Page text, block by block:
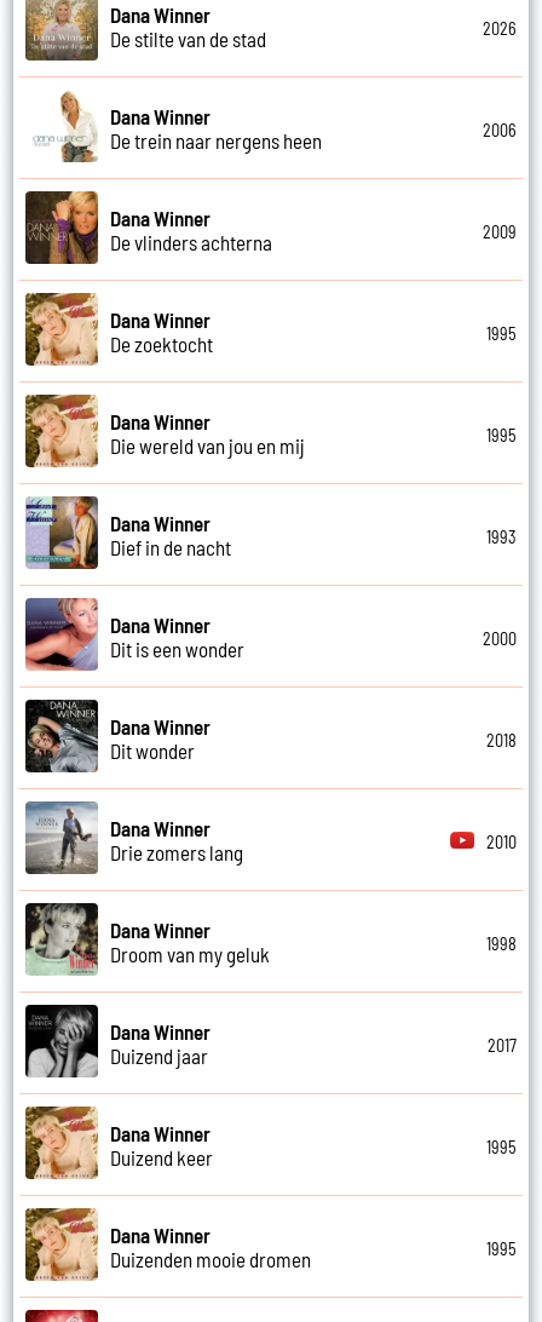
Dana Winner
De stilte van de stad
2026
Dana Winner
De trein naar nergens heen
2006
Dana Winner
De vlinders achterna
2009
Dana Winner
De zoektocht
1995
Dana Winner
Die wereld van jou en mij
1995
Dana Winner
Dief in de nacht
1993
Dana Winner
Dit is een wonder
2000
Dana Winner
Dit wonder
2018
Dana Winner
Drie zomers lang
2010
Dana Winner
Droom van my geluk
1998
Dana Winner
Duizend jaar
2017
Dana Winner
Duizend keer
1995
Dana Winner
Duizenden mooie dromen
1995